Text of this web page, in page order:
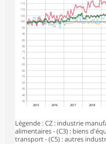
100
105
110
115
95
90
85
80
75
70
65
60
55
50
45
40
35
2015 2016 2017 2018
Légende : CZ : industrie
alimentaires - (C3) : biens
transport - (C5) : autres